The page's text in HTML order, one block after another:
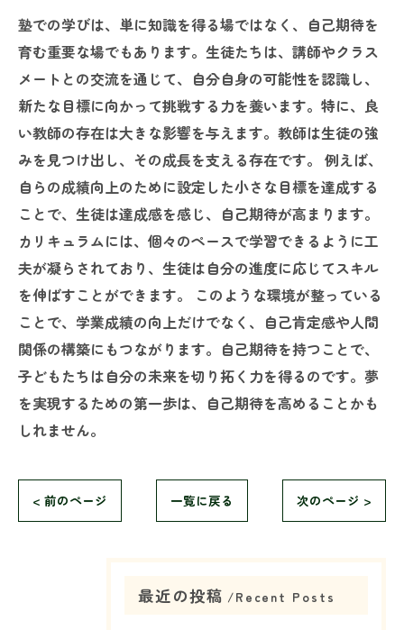
塾での学びは、単に知識を得る場ではなく、自己期待を
育む重要な場でもあります。生徒たちは、講師やクラス
メートとの交流を通じて、自分自身の可能性を認識し、
新たな目標に向かって挑戦する力を養います。特に、良
い教師の存在は大きな影響を与えます。教師は生徒の強
みを見つけ出し、その成長を支える存在です。 例えば、
自らの成績向上のために設定した小さな目標を達成する
ことで、生徒は達成感を感じ、自己期待が高まります。
カリキュラムには、個々のペースで学習できるように工
夫が凝らされており、生徒は自分の進度に応じてスキル
を伸ばすことができます。 このような環境が整っている
ことで、学業成績の向上だけでなく、自己肯定感や人間
関係の構築にもつながります。自己期待を持つことで、
子どもたちは自分の未来を切り拓く力を得るのです。夢
を実現するための第一歩は、自己期待を高めることかも
しれません。
< 前のページ 一覧に戻る 次のページ >
最近の投稿 Recent Posts